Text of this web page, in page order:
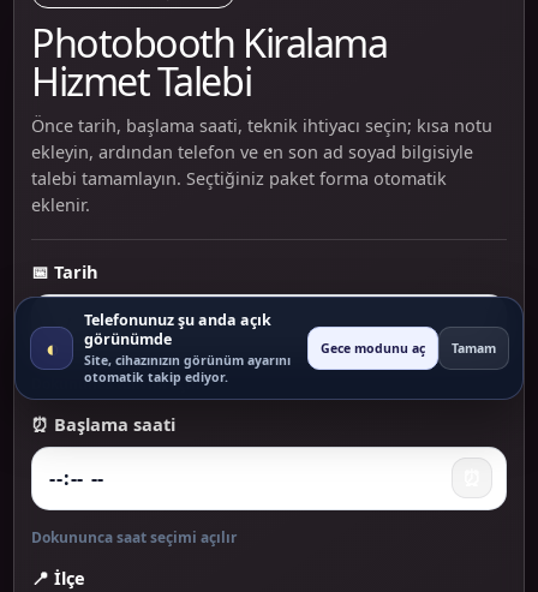
Photobooth Kiralama
Hizmet Talebi
Önce tarih, başlama saati, teknik ihtiyacı seçin; kısa notu
ekleyin, ardından telefon ve en son ad soyad bilgisiyle
talebi tamamlayın. Seçtiğiniz paket forma otomatik
eklenir.
📅 Tarih
📅
Dokununca takvim açılır
⏰ Başlama saati
Dokununca saat seçimi açılır
📍 İlçe
◐
Telefonunuz şu anda açık
görünümde
Site, cihazınızın görünüm ayarını
otomatik takip ediyor.
Gece modunu aç Tamam